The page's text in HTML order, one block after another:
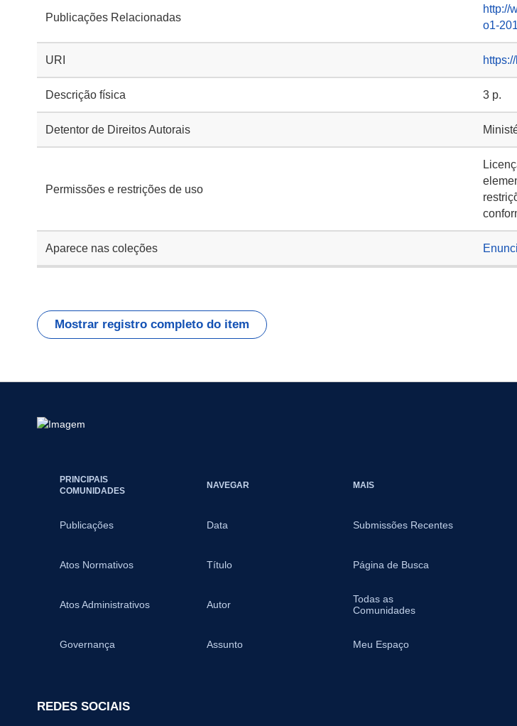
Publicações Relacionadas
http://
o1-
URI
Descrição física 3 p.
Detentor de Direitos Autorais
Permissões e restrições de uso
Aparece nas coleções
Mostrar registro completo do item
PRINCIPAIS
COMUNIDADES
Publicações
Atos Normativos
Atos Administrativos
Governança
NAVEGAR
Data
Título
Autor
Assunto
MAIS
Submissões Recentes
Página de Busca
Todas as
Comunidades
Meu Espaço
REDES SOCIAIS